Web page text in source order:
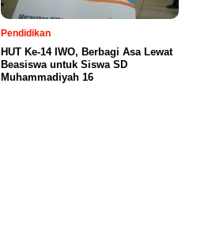
Pendidikan
HUT Ke-14 IWO, Berbagi Asa Lewat
Beasiswa untuk Siswa SD
Muhammadiyah 16